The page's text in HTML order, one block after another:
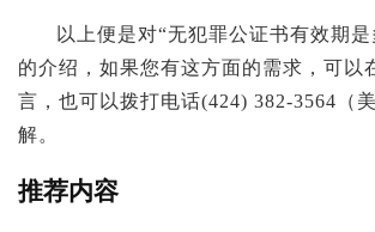
以上便是对“无犯罪公证书有效期
的介绍，如果您有这方面的需求，可以
言，也可以拨打电话(424) 382-3564（
解。
推荐内容